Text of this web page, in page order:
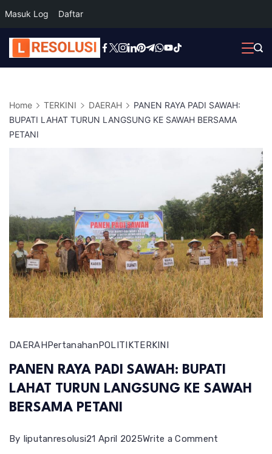
Masuk Log Daftar
Skip
to
Home TERKINI DAERAH
PANEN RAYA PADI SAWAH:
BUPATI LAHAT TURUN LANGSUNG KE SAWAH BERSAMA
PETANI
DAERAHPertanahanPOLITIKTERKINI
PANEN RAYA PADI SAWAH: BUPATI
LAHAT TURUN LANGSUNG KE SAWAH
BERSAMA PETANI
By liputanresolusi21 April 2025Write a Comment